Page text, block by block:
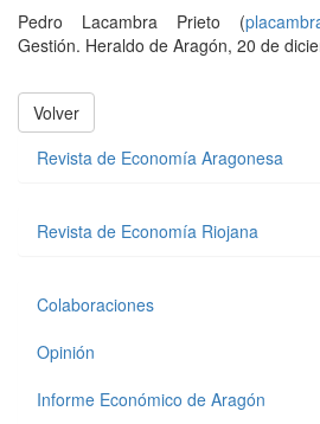
Pedro Lacambra Prieto (
Gestión. Heraldo de Aragón, 20 de
Volver
Revista de Economía Aragonesa
Revista de Economía Riojana
Colaboraciones
Opinión
Informe Económico de Aragón